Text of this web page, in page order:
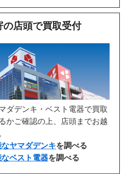
の店頭で買取受付
ダデンキ・ベスト電器で買取
かご確認の上、店頭までお越
ヤマダデンキを調べる
ベスト電器を調べる